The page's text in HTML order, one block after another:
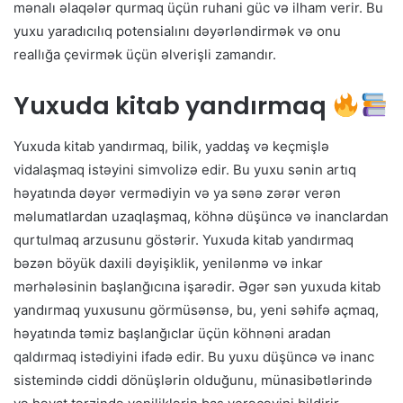
mənalı əlaqələr qurmaq üçün ruhani güc və ilham verir. Bu
yuxu yaradıcılıq potensialını dəyərləndirmək və onu
reallığa çevirmək üçün əlverişli zamandır.
Yuxuda kitab yandırmaq
Yuxuda kitab yandırmaq, bilik, yaddaş və keçmişlə
vidalaşmaq istəyini simvolizə edir. Bu yuxu sənin artıq
həyatında dəyər vermədiyin və ya sənə zərər verən
məlumatlardan uzaqlaşmaq, köhnə düşüncə və inanclardan
qurtulmaq arzusunu göstərir. Yuxuda kitab yandırmaq
bəzən böyük daxili dəyişiklik, yenilənmə və inkar
mərhələsinin başlanğıcına işarədir. Əgər sən yuxuda kitab
yandırmaq yuxusunu görmüsənsə, bu, yeni səhifə açmaq,
həyatında təmiz başlanğıclar üçün köhnəni aradan
qaldırmaq istədiyini ifadə edir. Bu yuxu düşüncə və inanc
sistemində ciddi dönüşlərin olduğunu, münasibətlərində